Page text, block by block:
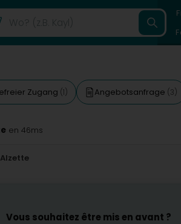
Zugang (1) Angebotsanfrage (3)
en 46ms
Vous souhaitez être mis en avant ?